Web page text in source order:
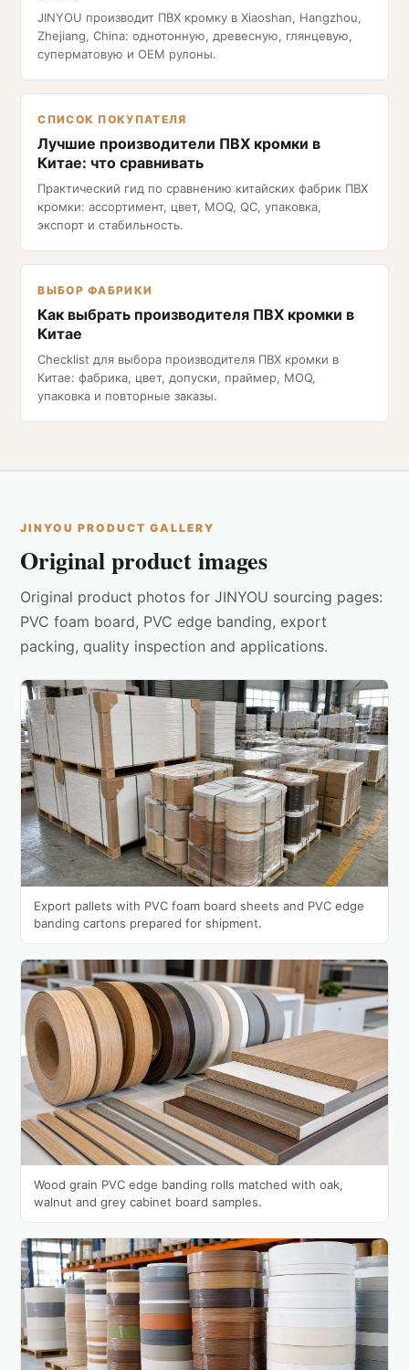
JINYOU производит ПВХ кромку в Xiaoshan, Hangzhou,
Zhejiang, China: однотонную, древесную, глянцевую,
суперматовую и OEM рулоны.
СПИСОК ПОКУПАТЕЛЯ
Лучшие производители ПВХ кромки в
Китае: что сравнивать
Практический гид по сравнению китайских фабрик ПВХ
кромки: ассортимент, цвет, MOQ, QC, упаковка,
экспорт и стабильность.
ВЫБОР ФАБРИКИ
Как выбрать производителя ПВХ кромки в
Китае
Checklist для выбора производителя ПВХ кромки в
Китае: фабрика, цвет, допуски, праймер, MOQ,
упаковка и повторные заказы.
JINYOU PRODUCT GALLERY
Original product images
Original product photos for JINYOU sourcing pages:
PVC foam board, PVC edge banding, export
packing, quality inspection and applications.
Export pallets with PVC foam board sheets and PVC edge
banding cartons prepared for shipment.
Wood grain PVC edge banding rolls matched with oak,
walnut and grey cabinet board samples.